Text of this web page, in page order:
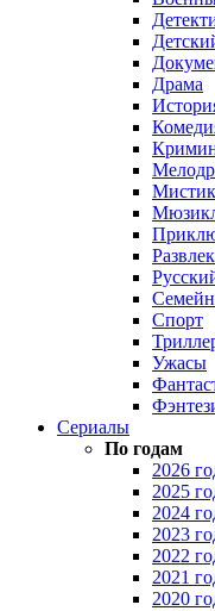
Драма
Спорт
Ужасы
Сериалы
По годам
2026
2025
2024
2023
2022
2021
2020